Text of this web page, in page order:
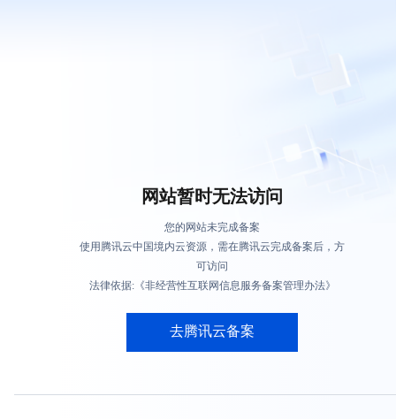
网站暂时无法访问
您的网站未完成备案
使用腾讯云中国境内云资源，需在腾讯云完成备案后，方
可访问
法律依据:《非经营性互联网信息服务备案管理办法》
去腾讯云备案